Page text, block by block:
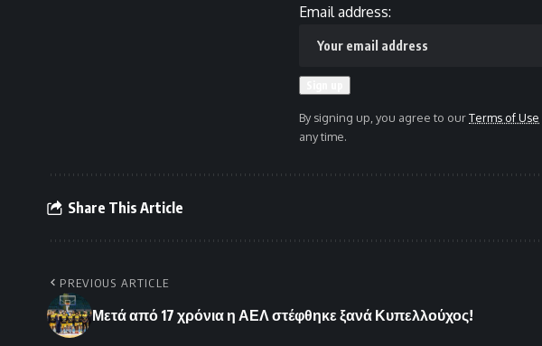
Email address:
By signing up, you agree to ourTerms of Use
any time.
Share This Article
PREVIOUS ARTICLE
Μετά από 17 χρόνια η ΑΕΛ στέφθηκε ξανά Κυπελλούχος!